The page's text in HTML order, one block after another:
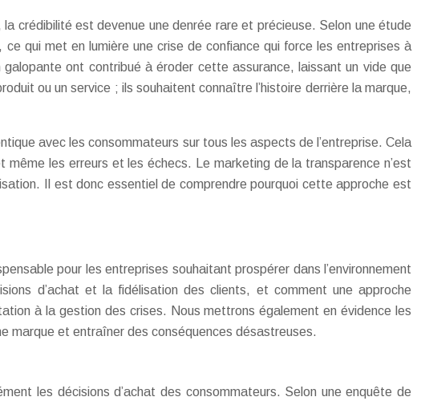
crédibilité est devenue une denrée rare et précieuse. Selon une étude
qui met en lumière une crise de confiance qui force les entreprises à
ont contribué à éroder cette assurance, laissant un vide que
ou un service ; ils souhaitent connaître l’histoire derrière la marque,
avec les consommateurs sur tous les aspects de l’entreprise. Cela
les erreurs et les échecs. Le marketing de la transparence n’est
Il est donc essentiel de comprendre pourquoi cette approche est
pour les entreprises souhaitant prospérer dans l’environnement
d’achat et la fidélisation des clients, et comment une approche
à la gestion des crises. Nous mettrons également en évidence les
marque et entraîner des conséquences désastreuses.
les décisions d’achat des consommateurs. Selon une enquête de